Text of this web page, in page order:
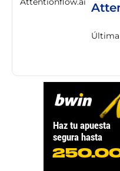
Última